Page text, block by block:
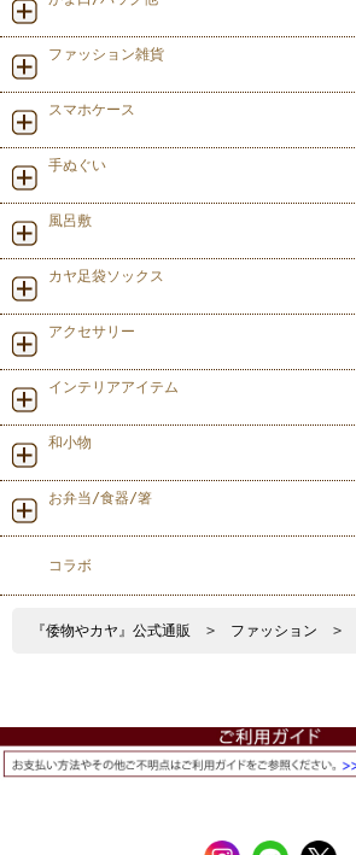
ファッション雑貨
スマホケース
手ぬぐい
風呂敷
カヤ足袋ソックス
アクセサリー
インテリアアイテム
和小物
お弁当/食器/箸
コラボ
『倭物やカヤ』公式通販 > ファッション >